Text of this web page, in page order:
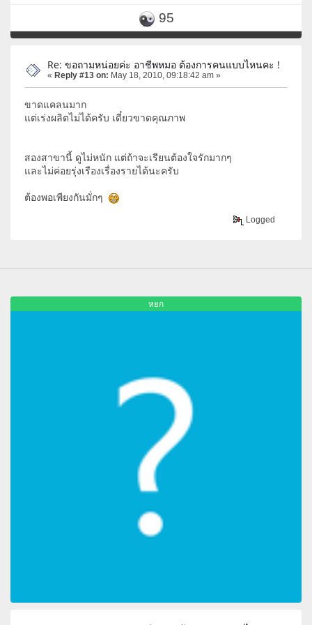
95
Re: ขอถามหน่อยค่ะ อาชีพหมอ ต้องการคนแบบไหนคะ !
« Reply #13 on: May 18, 2010, 09:18:42 am »
ขาดแคลนมาก
แต่เร่งผลิตไม่ได้ครับ เดี๋ยวขาดคุณภาพ
สองสาขานี้ ดูไม่หนัก แต่ถ้าจะเรียนต้องใจรักมากๆ
และไม่ค่อยรุ่งเรืองเรื่องรายได้นะครับ
ต้องพอเพียงกันมั่กๆ
Logged
หยก